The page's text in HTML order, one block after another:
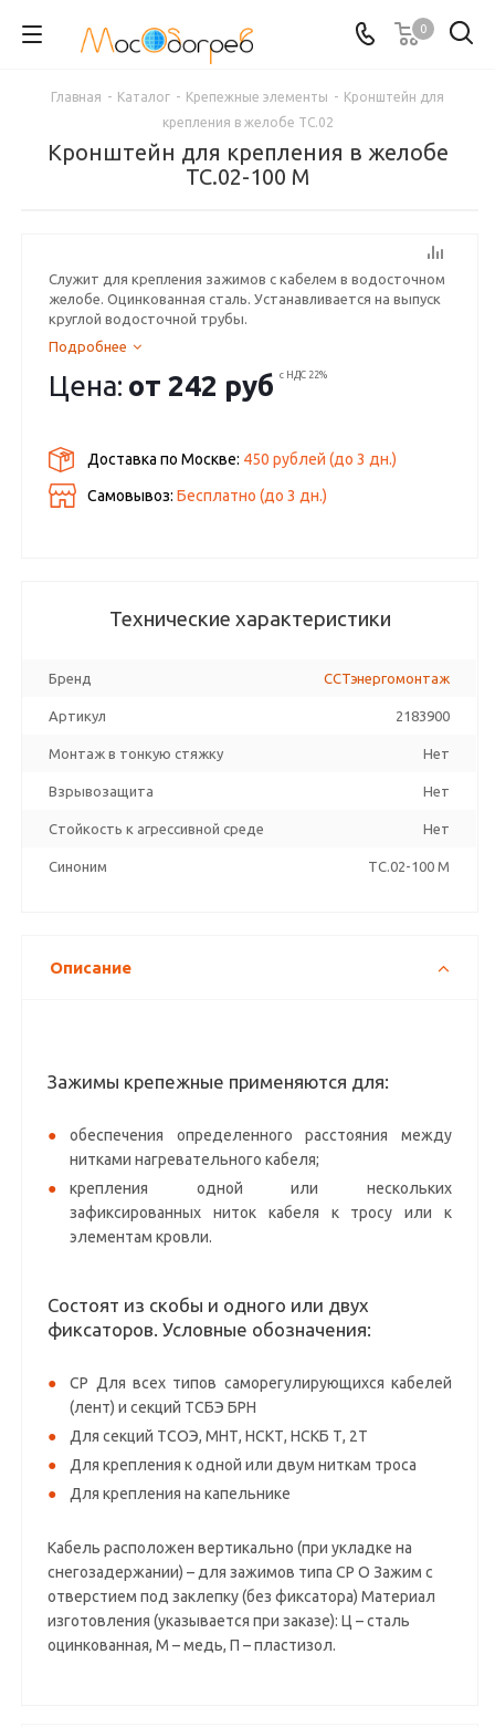
0
Главная - Каталог - Крепежные элементы - Кронштейн для
крепления в желобе ТС.02
Кронштейн для крепления в желобе
ТС.02-100 М
Служит для крепления зажимов с кабелем в водосточном
желобе. Оцинкованная сталь. Устанавливается на выпуск
круглой водосточной трубы.
Подробнее
Цена: от242 руб с НДС 22%
Доставка по Москве: 450 рублей (до3 дн.)
Самовывоз:Бесплатно (до3 дн.)
Технические характеристики
Бренд ССТэнергомонтаж
Артикул 2183900
Монтаж в тонкую стяжку Нет
Взрывозащита Нет
Стойкость к агрессивной среде Нет
Синоним TC.02-100 M
Описание
Зажимы крепежные применяются для:
обеспечения определенного расстояния между
нитками нагревательного кабеля;
крепления одной или нескольких
зафиксированных ниток кабеля к тросу или к
элементам кровли.
Состоят из скобы и одного или двух
фиксаторов. Условные обозначения:
СР Для всех типов саморегулирующихся кабелей
(лент) и секций ТСБЭ БРН
Для секций ТСОЭ, МНТ, НСКТ, НСКБ Т, 2Т
Для крепления к одной или двум ниткам троса
Для крепления на капельнике
Кабель расположен вертикально (при укладке на
снегозадержании) – для зажимов типа СР О Зажим с
отверстием под заклепку (без фиксатора) Материал
изготовления (указывается при заказе): Ц – сталь
оцинкованная, М – медь, П – пластизол.